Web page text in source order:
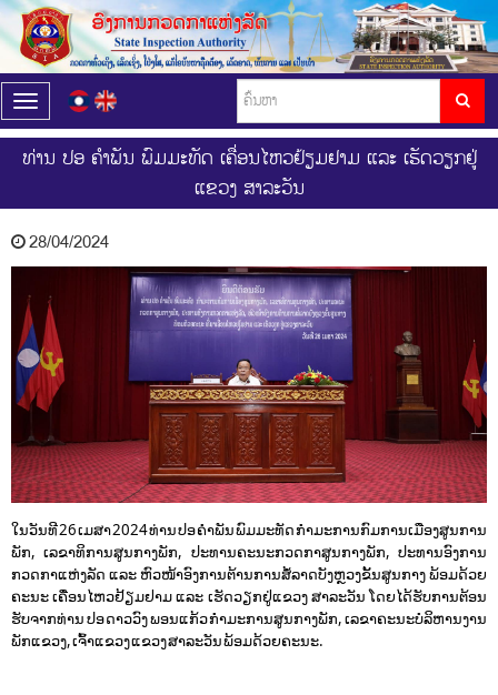
T
o
g
g
e
a
v
g
a
t
i
o
ທ່ານ ປອ ຄຳພັນ ພົມມະທັດ ເຄື່ອນໄຫວຢ້ຽມຢາມ ແລະ ເຮັດວຽກຢູ່
ແຂວງ ສາລະວັນ
28/04/2024
ໃນວັນທີ 26 ເມສາ 2024 ທ່ານ ປອ ຄໍາພັນ ພົມມະທັດ ກໍາມະການກົມການເມືອງສູນການ
ພັກ, ເລຂາທິການສູນກາງພັກ, ປະທານຄະນະກວດກາສູນກາງພັກ, ປະທານອົງການ
ກວດກາແຫ່ງລັດ ແລະ ຫົວໜ້າອົງການຕ້ານການສໍ້ລາດບັງຫຼວງຂັ້ນສູນກາງ ພ້ອມດ້ວຍ
ຄະນະ ເຄື່ອນໄຫວຢ້ຽມຢາມ ແລະ ເຮັດວຽກຢູ່ແຂວງ ສາລະວັນ ໂດຍໄດ້ຮັບການຕ້ອນ
ຮັບຈາກທ່ານ ປອ ດາວວົງ ພອນແກ້ວ ກຳມະການສູນກາງພັກ, ເລຂາຄະນະບໍລິຫານງານ
ພັກແຂວງ, ເຈົ້າແຂວງ ແຂວງ ສາລະວັນ ພ້ອມດ້ວຍຄະນະ.